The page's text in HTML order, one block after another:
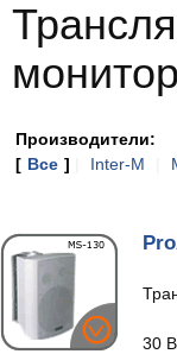
Производители:
[ Все ] Inter-M
30